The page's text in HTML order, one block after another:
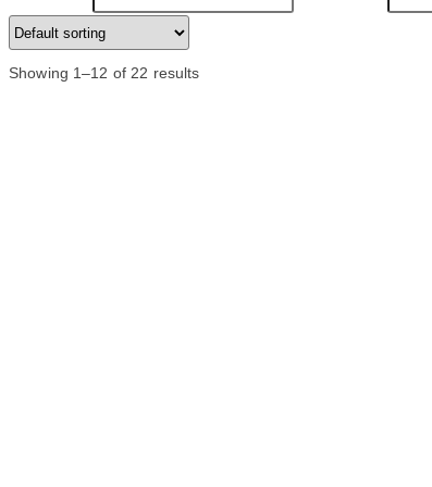
Showing 1–12 of 22 results